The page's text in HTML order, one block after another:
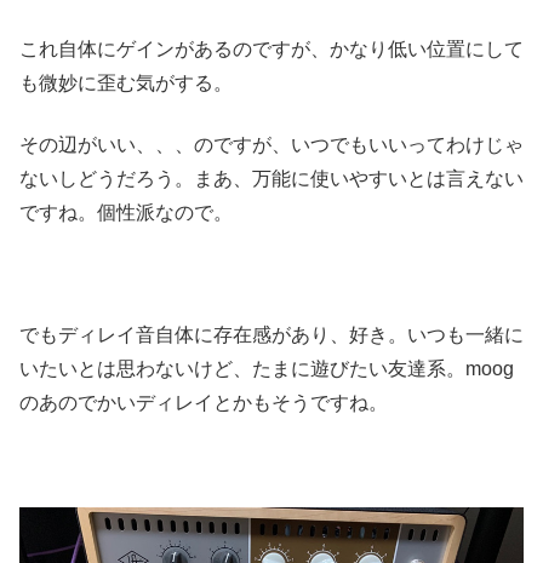
これ自体にゲインがあるのですが、かなり低い位置にして
も微妙に歪む気がする。
その辺がいい、、、のですが、いつでもいいってわけじゃ
ないしどうだろう。まあ、万能に使いやすいとは言えない
ですね。個性派なので。
でもディレイ音自体に存在感があり、好き。いつも一緒に
いたいとは思わないけど、たまに遊びたい友達系。moog
のあのでかいディレイとかもそうですね。